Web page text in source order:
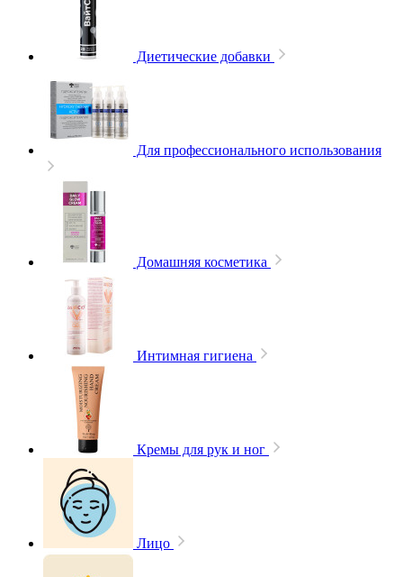
Диетические добавки
Для профессионального использования
Домашняя косметика
Интимная гигиена
Кремы для рук и ног
Лицо